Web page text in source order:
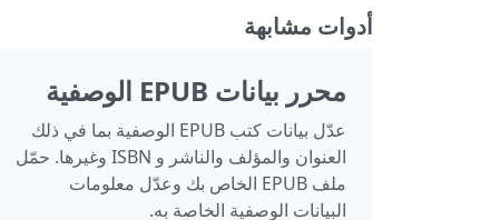
أدوات مشابهة
محرر بيانات EPUB الوصفية
عدّل بيانات كتب EPUB الوصفية بما في ذلك
العنوان والمؤلف والناشر و ISBN وغيرها. حمّل
ملف EPUB الخاص بك وعدّل معلومات
البيانات الوصفية الخاصة به.